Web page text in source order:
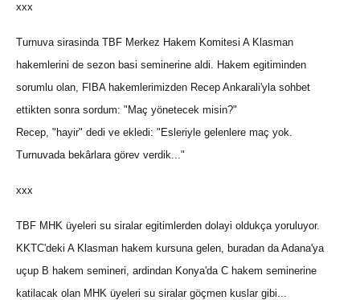
xxx
Turnuva sirasinda TBF Merkez Hakem Komitesi A Klasman
hakemlerini de sezon basi seminerine aldi. Hakem egitiminden
sorumlu olan, FIBA hakemlerimizden Recep Ankarali'yla sohbet
ettikten sonra sordum: "Maç yönetecek misin?"
Recep, "hayir" dedi ve ekledi: "Esleriyle gelenlere maç yok.
Turnuvada bekârlara görev verdik..."
xxx
TBF MHK üyeleri su siralar egitimlerden dolayi oldukça yoruluyor.
KKTC'deki A Klasman hakem kursuna gelen, buradan da Adana'ya
uçup B hakem semineri, ardindan Konya'da C hakem seminerine
katilacak olan MHK üyeleri su siralar göçmen kuslar gibi...